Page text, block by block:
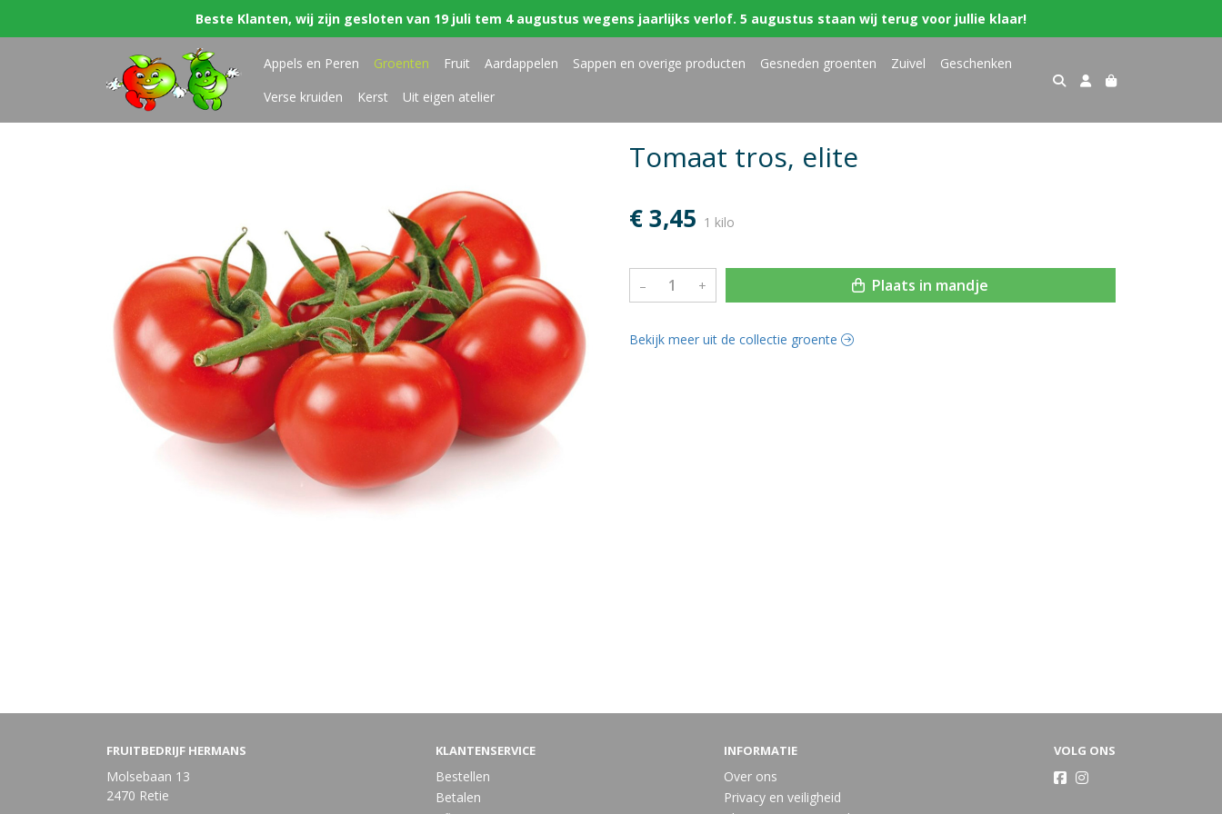
Beste Klanten, wij zijn gesloten van 19 juli tem 4 augustus wegens jaarlijks verlof. 5 augustus staan wij terug voor jullie klaar!
Appels en Peren Groenten Fruit Aardappelen Sappen en overige producten Gesneden groenten Zuivel
Geschenken
Verse kruiden
Kerst Uit eigen atelier
Tomaat tros, elite
€ 3,45 1 kilo
– + Plaats in mandje
Bekijk meer uit de collectie groente
FRUITBEDRIJF HERMANS
Molsebaan 13
2470 Retie
KLANTENSERVICE
Bestellen
Betalen
INFORMATIE
Over ons
Privacy en veiligheid
VOLG ONS